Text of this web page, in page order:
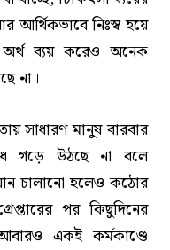
আর্থিকভাবে নিঃস্ব হয়ে
ব্যয় করেও অনেক
না।
সাধারণ মানুষ বারবার
গড়ে উঠছে না বলে
চালানো হলেও কঠোর
পর কিছুদিনের
একই কর্মকাণ্ডে